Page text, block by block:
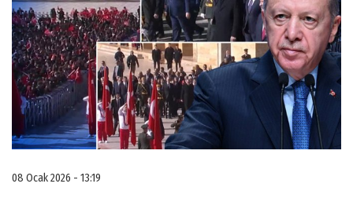
08 Ocak 2026 - 13:19